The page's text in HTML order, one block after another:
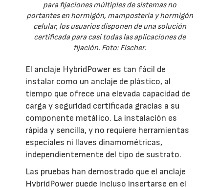
para fijaciones múltiples de sistemas no
portantes en hormigón, mampostería y hormigón
celular, los usuarios disponen de una solución
certificada para casi todas las aplicaciones de
fijación. Foto: Fischer.
El anclaje HybridPower es tan fácil de
instalar como un anclaje de plástico, al
tiempo que ofrece una elevada capacidad de
carga y seguridad certificada gracias a su
componente metálico. La instalación es
rápida y sencilla, y no requiere herramientas
especiales ni llaves dinamométricas,
independientemente del tipo de sustrato.
Las pruebas han demostrado que el anclaje
HybridPower puede incluso insertarse en el